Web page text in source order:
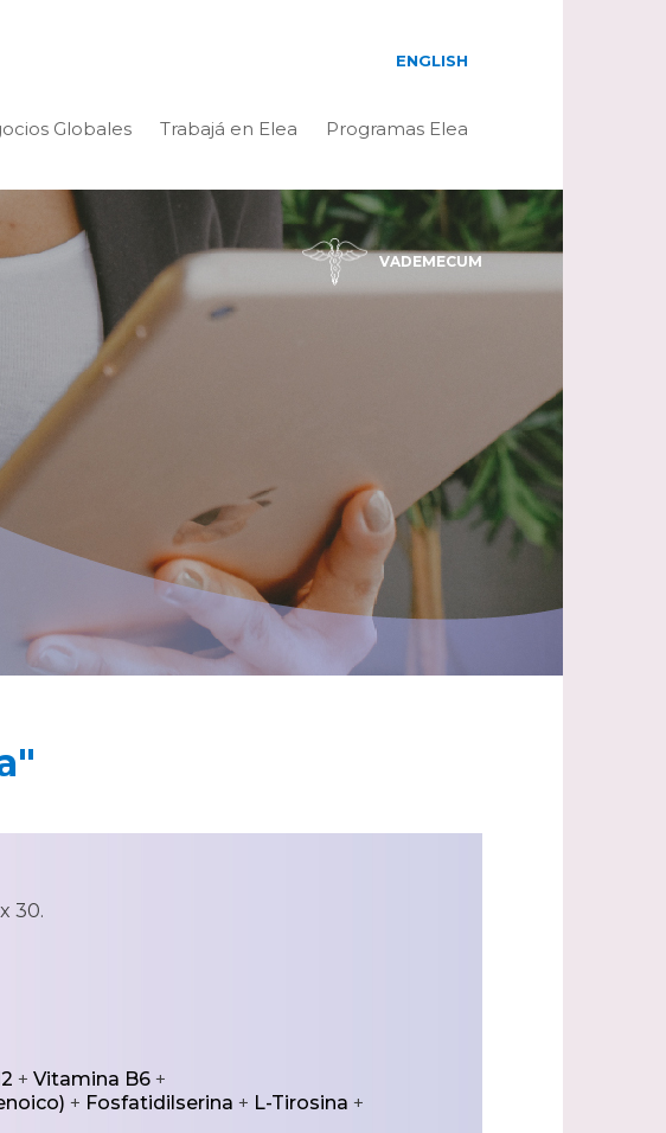
Globales Trabajá en Elea Programas Elea
ENGLISH
VADEMECUM
30.
+ Vitamina B6+
+ Fosfatidilserina + L-Tirosina +